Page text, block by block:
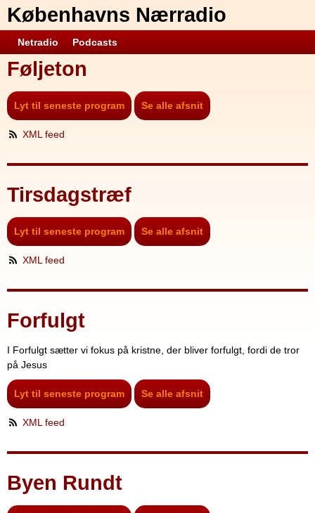
Københavns Nærradio
Netradio Podcasts
Føljeton
Lyt til seneste program Se alle afsnit
XML feed
Tirsdagstræf
Lyt til seneste program Se alle afsnit
XML feed
Forfulgt
I Forfulgt sætter vi fokus på kristne, der bliver forfulgt, fordi de tror
på Jesus
Lyt til seneste program Se alle afsnit
XML feed
Byen Rundt